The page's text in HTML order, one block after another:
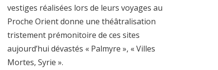
vestiges réalisées lors de leurs voyages au
Proche Orient donne une théâtralisation
tristement prémonitoire de ces sites
aujourd’hui dévastés « Palmyre », « Villes
Mortes, Syrie ».